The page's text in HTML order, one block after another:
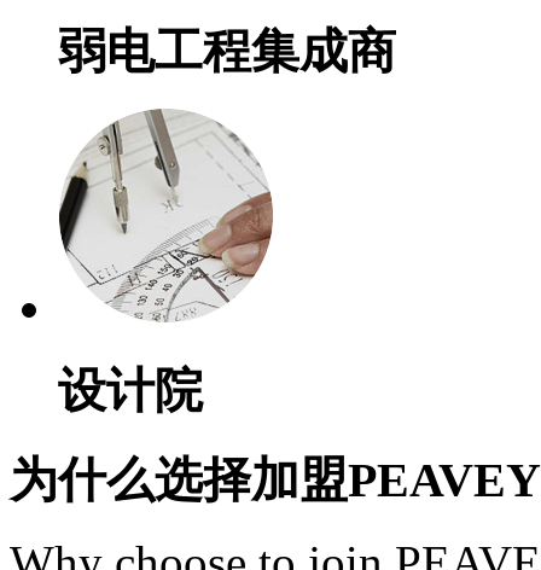
弱电工程集成商
设计院
为什么选择加盟